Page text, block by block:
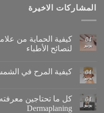
المشاركات الاخيرة
04
يونيو
كيفية الحماية من
لنصائح الأطباء
04
يونيو
كيفية المرح في
04
يونيو
كل ما تحتاجين
Dermaplaning